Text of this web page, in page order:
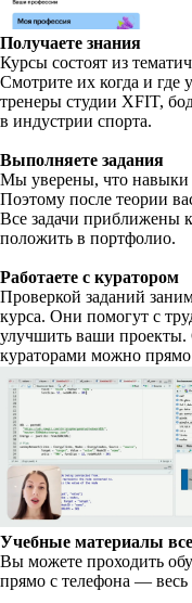
Получаете знания
Курсы состоят из
Смотрите их когда и где
тренеры студии XFIT,
в индустрии спорта.
Выполняете задания
Мы уверены, что навыки
Поэтому после теории
Все задачи приближены
положить в портфолио.
Работаете с куратором
Проверкой заданий
курса. Они помогут с
улучшить ваши
кураторами можно
Учебные материалы
Вы можете проходить
прямо с телефона — весь